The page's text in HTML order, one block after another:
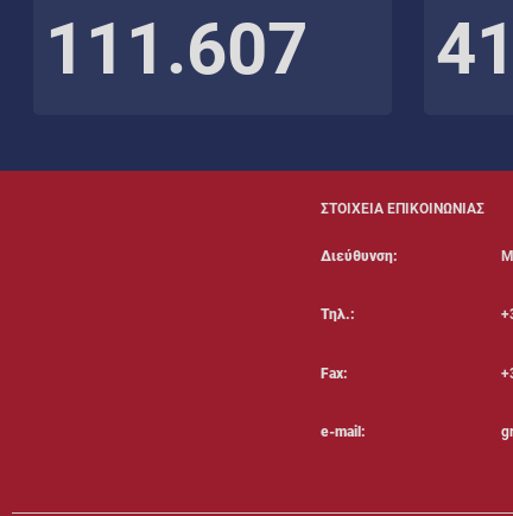
111.607 41
ΣΤΟΙΧΕΙΑ ΕΠΙΚΟΙΝΩΝΙΑΣ
Διεύθυνση:
Τηλ.:
Fax:
e-mail: